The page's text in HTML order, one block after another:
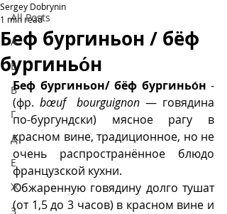
All Posts
А
Б
В
Г
Д
Е
Ж
З
Беф бургиньон / бёф
бургиньо́н
Sergey Dobrynin
1 min read
Беф бургиньон/ бёф бургиньо́н -
(фр. bœuf  bourguignon — говядина
по-бургундски) мясное рагу в
красном вине, традиционное, но не
очень распространённое блюдо
французской кухни.
Обжаренную говядину долго тушат
(от 1,5 до 3 часов) в красном вине и